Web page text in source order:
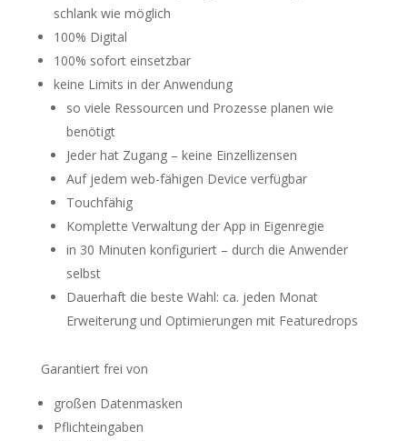
schlank wie möglich
100% Digital
100% sofort einsetzbar
keine Limits in der Anwendung
so viele Ressourcen und Prozesse planen wie
benötigt
Jeder hat Zugang – keine Einzellizensen
Auf jedem web-fähigen Device verfügbar
Touchfähig
Komplette Verwaltung der App in Eigenregie
in 30 Minuten konfiguriert – durch die Anwender
selbst
Dauerhaft die beste Wahl: ca. jeden Monat
Erweiterung und Optimierungen mit Featuredrops
Garantiert frei von
großen Datenmasken
Pflichteingaben